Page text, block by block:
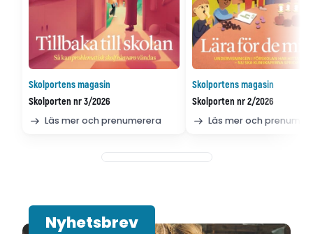
Skolportens magasin
Skolporten nr 3/2026
Läs mer och prenumerera
Skolportens magasin
Skolporten nr 2/2026
Läs mer och
Nyhetsbrev